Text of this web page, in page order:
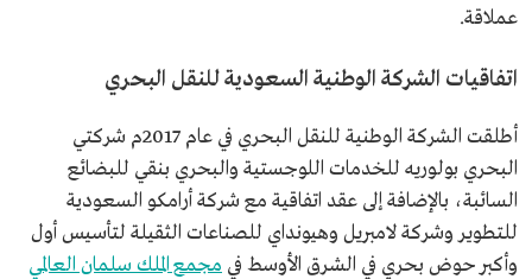
عملاقة.
اتفاقيات الشركة الوطنية السعودية للنقل البحري
أطلقت الشركة الوطنية للنقل البحري في عام 2017م شركتي
البحري بولوريه للخدمات اللوجستية والبحري بنقي للبضائع
السائبة، بالإضافة إلى عقد اتفاقية مع شركة أرامكو السعودية
للتطوير وشركة لامبريل وهيونداي للصناعات الثقيلة لتأسيس أول
وأكبر حوض بحري في الشرق الأوسط في مجمع الملك سلمان العالمي